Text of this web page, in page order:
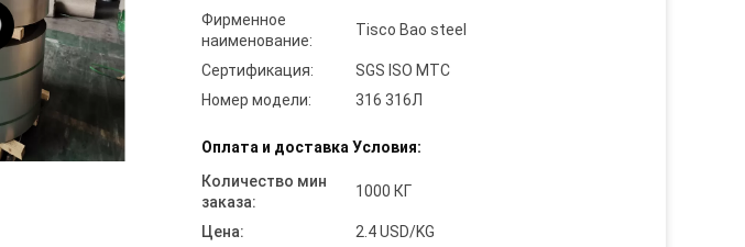
Фирменное
наименование:
Tisco Bao steel
Сертификация:
SGS ISO MTC
Номер модели:
316 316Л
Оплата и доставка Условия:
Количество мин
заказа:
1000 КГ
Цена:
2.4 USD/KG